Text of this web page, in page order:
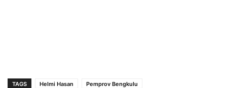
TAGS Helmi Hasan Pemprov Bengkulu